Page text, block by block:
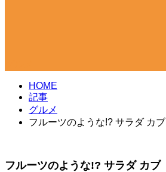
HOME
記事
グルメ
フルーツのような!? サラダ カブ
フルーツのような!? サラダ カブ